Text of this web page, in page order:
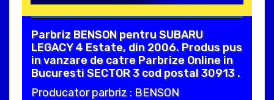
Parbriz BENSON pentru SUBARU
LEGACY 4 Estate, din 2006. Produs pus
in vanzare de catre Parbrize Online in
Bucuresti SECTOR 3 cod postal 30913 .
Producator parbriz : BENSON